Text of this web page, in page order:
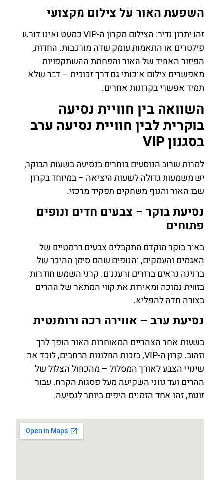
השפעת האור על צילום מקצועי
זהו יתרון נדיר: הצילום מקרון ה-VIP כמעט ואינו דורש
פילטרים או התאמות עומק שדה מורכבות. החדות,
הפיזור האחיד של האור והפחתת ההשתקפויות
מאפשרים צילום איכותי גם דרך זכוכית – דבר שלא
תמיד אפשרי בקרונות אחרים.
השוואה בין חוויית נסיעה
בוקרית לבין חוויית נסיעה ערב
בסגנון VIP
למרות שרוב הנוסעים בוחרים בנסיעה בשעות הבוקר,
יש משמעות גדולה לשעות היציאה – במיוחד בקרון
שבו האור והנוף משחקים תפקיד מרכזי.
נסיעת בוקר – צבעים חדים ונופים
פתוחים
באור בוקר מוקדם מתקבלים צבעים דרמטיים של
האגמים והעמקים, והנופים שהם סימן ההיכר של
ברנינה נראים ברורים ורעננים. קרני השמש חודרות
בזווית נמוכה ומאירות את קווי המתאר של ההרים
בצורה חדה להפליא.
נסיעת ערב – אווירה רכה ורומנטית
בשעות אחר הצהריים המאוחרות האור הופך לרך
וזהוב. קרון ה-VIP, בזכות החלונות הרחבים, לוכד את
שינויי הצבע לאורך המסלול – מהכחול הצלול של
ההרים ועד גווני השקיעה מעל פסגות הקרח. עבור
זוגות, זהו אחד הזמנים היפים ביותר לנסיעה.